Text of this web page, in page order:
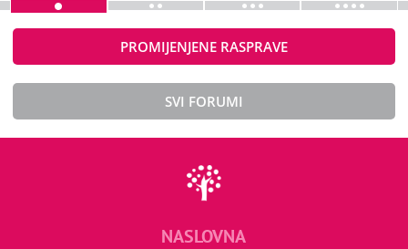
PROMIJENJENE RASPRAVE
SVI FORUMI
NASLOVNA